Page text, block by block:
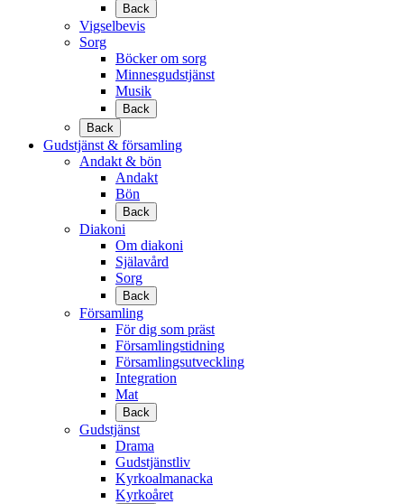
Back
Vigselbevis
Sorg
Böcker om sorg
Minnesgudstjänst
Musik
Back
Back
Gudstjänst & församling
Andakt & bön
Andakt
Bön
Back
Diakoni
Om diakoni
Själavård
Sorg
Back
Församling
För dig som präst
Församlingstidning
Församlingsutveckling
Integration
Mat
Back
Gudstjänst
Drama
Gudstjänstliv
Kyrkoalmanacka
Kyrkoåret